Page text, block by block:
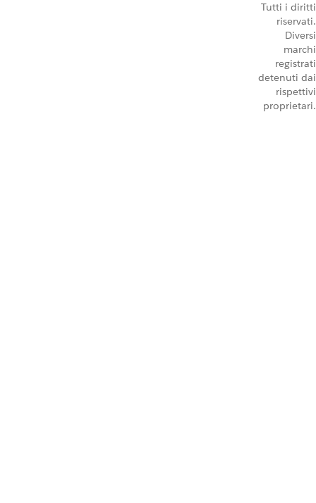
Tutti i diritti
riservati.
Diversi
marchi
registrati
detenuti dai
rispettivi
proprietari.